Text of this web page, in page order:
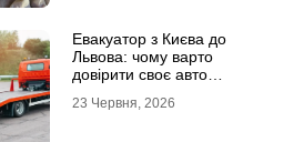
Евакуатор з Києва до
Львова: чому варто
довірити своє авто
23 Червня, 2026